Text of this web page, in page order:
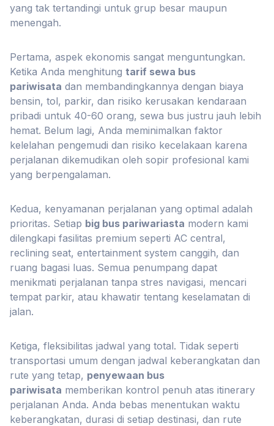
yang tak tertandingi untuk grup besar maupun
menengah.
Pertama, aspek ekonomis sangat menguntungkan.
Ketika Anda menghitung tarif sewa bus
pariwisata dan membandingkannya dengan biaya
bensin, tol, parkir, dan risiko kerusakan kendaraan
pribadi untuk 40-60 orang, sewa bus justru jauh lebih
hemat. Belum lagi, Anda meminimalkan faktor
kelelahan pengemudi dan risiko kecelakaan karena
perjalanan dikemudikan oleh sopir profesional kami
yang berpengalaman.
Kedua, kenyamanan perjalanan yang optimal adalah
prioritas. Setiap big bus pariwariasta modern kami
dilengkapi fasilitas premium seperti AC central,
reclining seat, entertainment system canggih, dan
ruang bagasi luas. Semua penumpang dapat
menikmati perjalanan tanpa stres navigasi, mencari
tempat parkir, atau khawatir tentang keselamatan di
jalan.
Ketiga, fleksibilitas jadwal yang total. Tidak seperti
transportasi umum dengan jadwal keberangkatan dan
rute yang tetap, penyewaan bus
pariwisata memberikan kontrol penuh atas itinerary
perjalanan Anda. Anda bebas menentukan waktu
keberangkatan, durasi di setiap destinasi, dan rute